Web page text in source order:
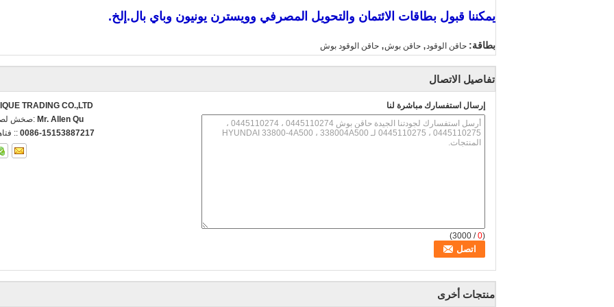
يمكننا قبول بطاقات الائتمان والتحويل المصرفي وويسترن يونيون وباي بال.إلخ.
بطاقة: حاقن الوقود, حاقن بوش, حاقن الوقود بوش
تفاصيل الاتصال
TRADING CO.,LTD.
اتصل Mr. Allen Qu
0086-15153887217
إرسال استفسارك مباشرة لنا
(
0
/ 3000)
منتجات أخرى